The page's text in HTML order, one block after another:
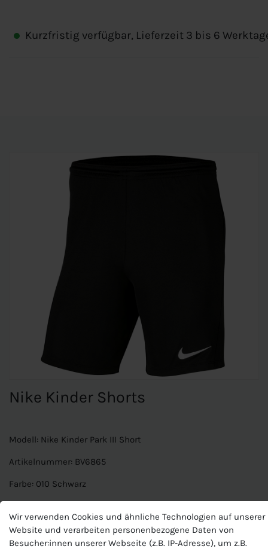
Kurzfristig verfügbar, Lieferzeit 3 bis 6
Nike Kinder Shorts
Modell: Nike Kinder Park III Short
Artikelnummer: BV6865
Farbe: 010 Schwarz
Technologie Dri-FIT-Material zu trocknen und Komfort
Haut.
Wir verwenden Cookies und ähnliche Technologien auf unserer
Website und verarbeiten personenbezogene Daten von
Besucher:innen unserer Webseite (z.B. IP-Adresse), um z.B.